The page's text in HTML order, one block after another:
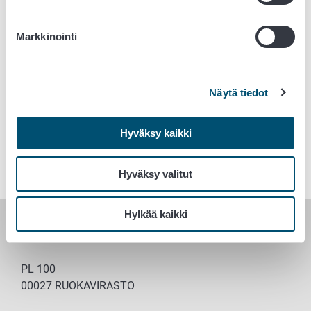
Markkinointi
Näytä tiedot
Hyväksy kaikki
Hyväksy valitut
Hylkää kaikki
Ilmoittaudu webinaariin
Avainsanat
Tieteellinen tutkimus
RUOKAVIRASTO
PL 100
00027 RUOKAVIRASTO